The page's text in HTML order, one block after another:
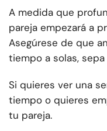
A medida que
pareja empezará a
Asegúrese de que
tiempo a solas,
Si quieres ver una
tiempo o quieres
tu pareja.